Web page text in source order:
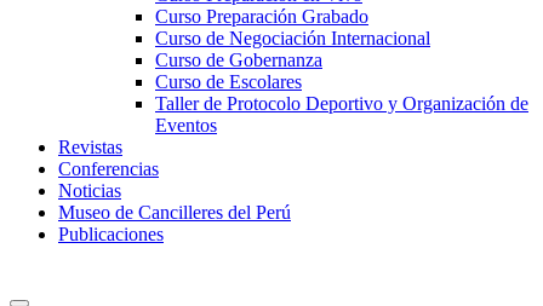
Curso Preparación Grabado
Curso de Negociación Internacional
Curso de Gobernanza
Curso de Escolares
Taller de Protocolo Deportivo y Organización de
Eventos
Revistas
Conferencias
Noticias
Museo de Cancilleres del Perú
Publicaciones